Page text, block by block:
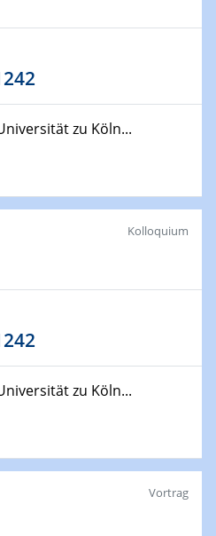
Carriers (LOHC)
in Materials
Series on 2D-
(Trinity College Dublin)
| Elektrolyse und
Series on 2D-
Mudd College)
zu Köln...
Kolloquium
zu Köln...
Vortrag